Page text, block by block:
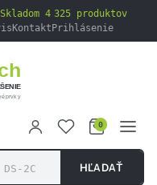
Skladom 4 325 produktov
KontaktPrihlásenie
prvky
HĽADAŤ
0